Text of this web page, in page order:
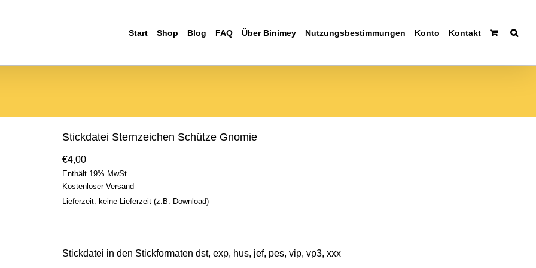
Start Shop Blog FAQ Über Binimey Nutzungsbestimmungen Konto Kontakt
Stickdatei Sternzeichen Schütze Gnomie
€4,00
Enthält 19% MwSt.
Kostenloser Versand
Lieferzeit: keine Lieferzeit (z.B. Download)
Stickdatei in den Stickformaten dst, exp, hus, jef, pes, vip, vp3, xxx